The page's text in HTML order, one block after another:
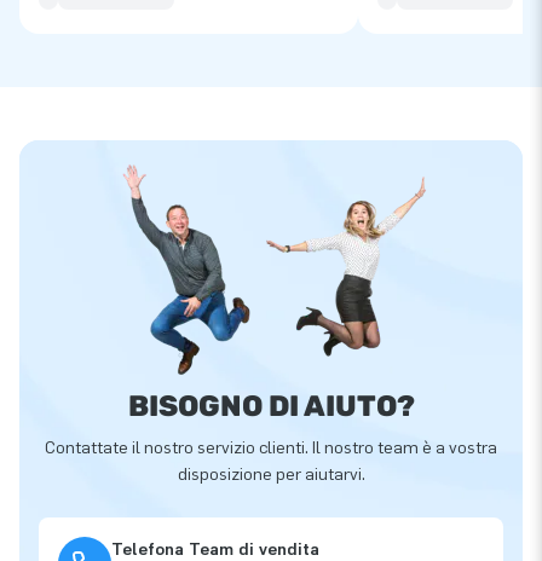
BISOGNO DI AIUTO?
Contattate il nostro servizio clienti. Il nostro team è a vostra
disposizione per aiutarvi.
Telefona Team di vendita